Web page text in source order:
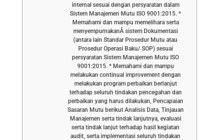
internal sesuai dengan persyaratan dalam
Sistem Manajemen Mutu ISO 9001:2015. *
Memahami dan mampu memelihara serta
menyempurnakanÂ sistem Dokumentasi
(antara lain Standar Prosedur Mutu atau
Prosedur Operasi Baku/ SOP) sesuai
persyaratan Sistem Manajemen Mutu ISO
9001:2015. * Memahami dan mampu
melakukan continual improvement dengan
melakukan program perbaikan berlanjut
terhadap seluruh tindakan pencegahan dan
perbaikan yang harus dilakukan, Pencapaian
Sasaran Mutu berikut Analisis Data, Tinjauan
Manajemen serta tindak lanjutnya, evaluasi
serta tindak lanjut terhadap hasil kegiatan
audit, serta implementasi seluruh tindakan